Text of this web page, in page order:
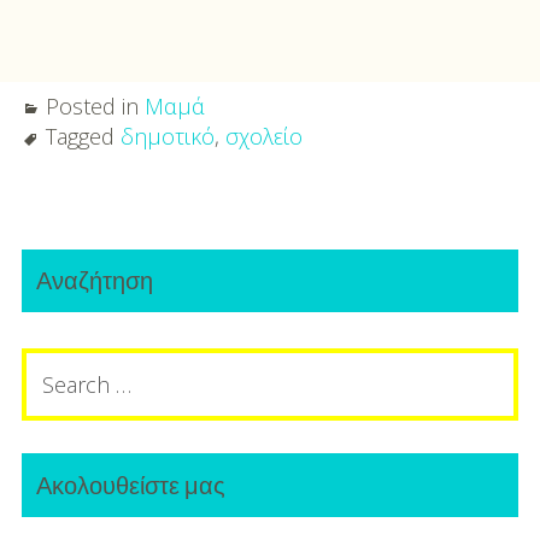
Posted in Μαμά
Tagged δημοτικό, σχολείο
navigation
Primary
Sidebar
Αναζήτηση
Search
for:
Ακολουθείστε μας